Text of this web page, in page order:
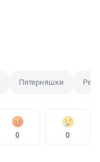
Пятерняшки
0 0